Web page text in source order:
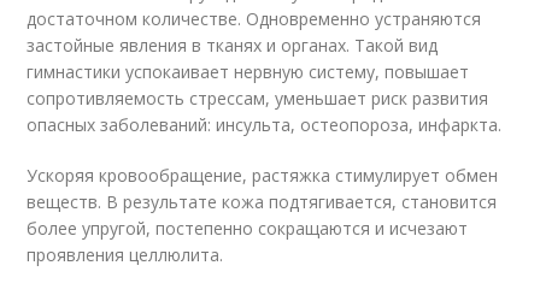
достаточном количестве. Одновременно устраняются
застойные явления в тканях и органах. Такой вид
гимнастики успокаивает нервную систему, повышает
сопротивляемость стрессам, уменьшает риск развития
опасных заболеваний: инсульта, остеопороза, инфаркта.
Ускоряя кровообращение, растяжка стимулирует обмен
веществ. В результате кожа подтягивается, становится
более упругой, постепенно сокращаются и исчезают
проявления целлюлита.